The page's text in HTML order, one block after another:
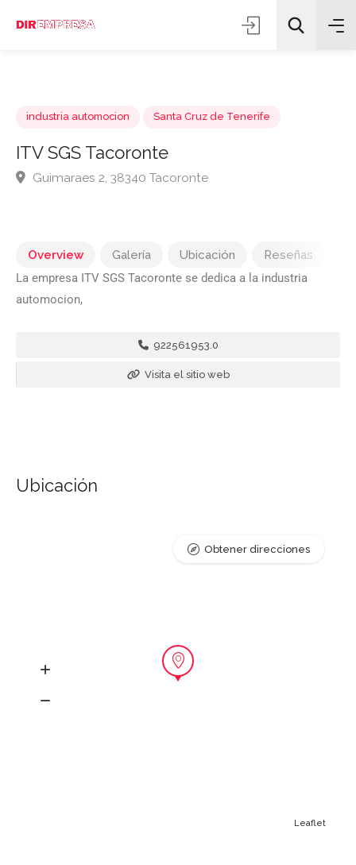
ITV SGS Tacoronte
Overview Galería Ubicación
Reseñas
La empresa ITV SGS Tacoronte se dedica a la industria
automocion,
922561953.0
Visita el sitio web
Ubicación
Leaflet
Obtener direcciones